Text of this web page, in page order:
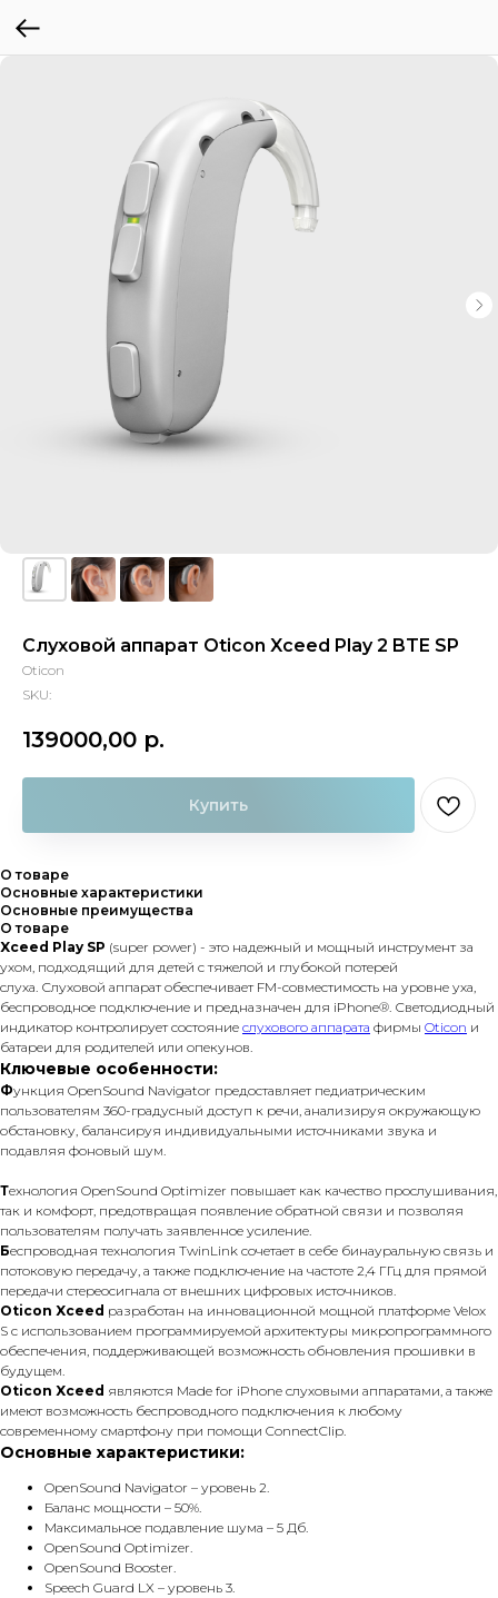
Слуховой аппарат Oticon Xceed Play 2 BTE SP
Oticon
SKU:
139000,00 р.
Купить
О товаре
Основные характеристики
Основные преимущества
О товаре
Xceed Play SP (super power) - это надежный и мощный инструмент за
ухом, подходящий для детей с тяжелой и глубокой потерей
слуха. Слуховой аппарат обеспечивает FM-совместимость на уровне уха,
беспроводное подключение и предназначен для iPhone®. Светодиодный
индикатор контролирует состояние слухового аппарата фирмы Oticon и
батареи для родителей или опекунов.
Ключевые особенности:
Функция OpenSound Navigator предоставляет педиатрическим
пользователям 360-градусный доступ к речи, анализируя окружающую
обстановку, балансируя индивидуальными источниками звука и
подавляя фоновый шум.
Технология OpenSound Optimizer повышает как качество прослушивания,
так и комфорт, предотвращая появление обратной связи и позволяя
пользователям получать заявленное усиление.
Беспроводная технология TwinLink сочетает в себе бинауральную связь и
потоковую передачу, а также подключение на частоте 2,4 ГГц для прямой
передачи стереосигнала от внешних цифровых источников.
Oticon Xceed разработан на инновационной мощной платформе Velox
S с использованием программируемой архитектуры микропрограммного
обеспечения, поддерживающей возможность обновления прошивки в
будущем.
Oticon Xceed являются Made for iPhone слуховыми аппаратами, а также
имеют возможность беспроводного подключения к любому
современному смартфону при помощи ConnectClip.
Основные характеристики:
OpenSound Navigator – уровень 2.
Баланс мощности – 50%.
Максимальное подавление шума – 5 Дб.
OpenSound Optimizer.
OpenSound Booster.
Speech Guard LX – уровень 3.